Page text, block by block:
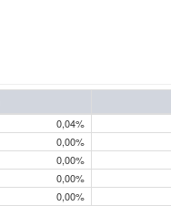
0,04%
0,00%
0,00%
0,00%
0,00%